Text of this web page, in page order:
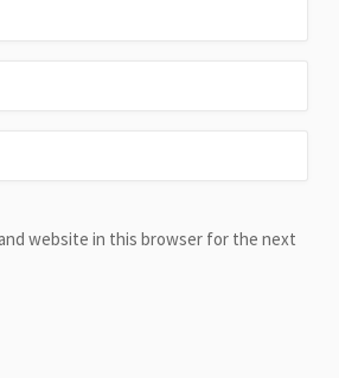
and website in this browser for the next